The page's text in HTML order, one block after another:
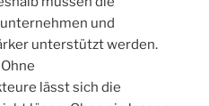
und
unterstützt werden.
lässt sich die